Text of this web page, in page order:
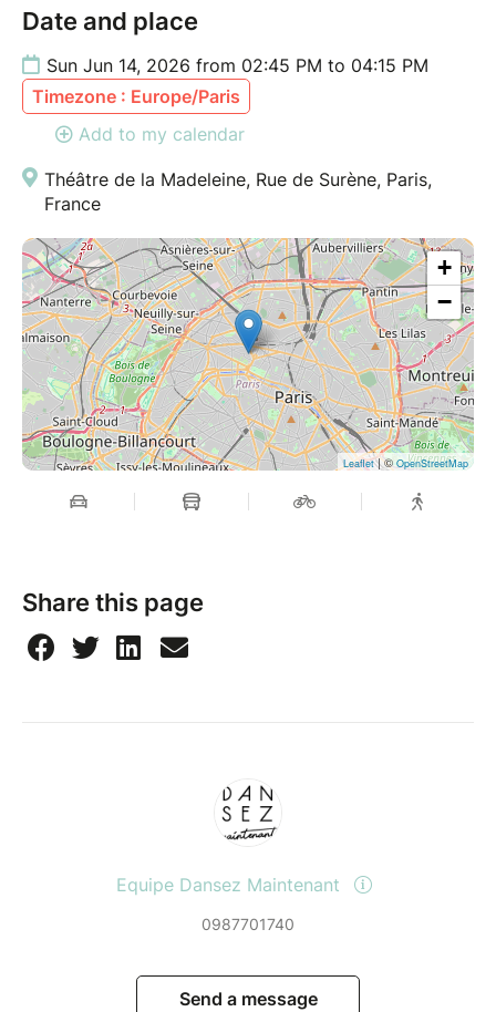
Tarifs indiqués en HT par la plateforme Billetweb.
Rachel Bontemps Lombard, fondatrice et directrice
générale de Dansez Maintenant
Date and place
Sun Jun 14, 2026 from 02:45 PM to 04:15 PM
Timezone : Europe/Paris
Add to my calendar
Théâtre de la Madeleine, Rue de Surène, Paris,
France
+
−
Leaflet| ©OpenStreetMap
Share this page
Equipe Dansez Maintenant
0987701740
Send a message